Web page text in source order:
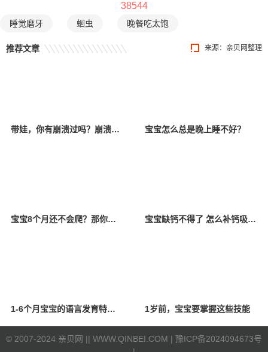
38544
睡觉磨牙 蛔虫 晚餐吃太饱
来源：亲贝网整理
推荐文章
带娃，你有崩溃过吗？崩溃以后该怎么办？ 宝宝怎么总是晚上睡不好？
宝宝8个月还不会爬？那你一定要看看！ 宝宝缺钙不得了 怎么补钙吸收好？
1-6个月宝宝的语言发育特点是什么？ 1岁前，宝宝要掌握这些技能
© 2007-2024 亲贝网 || WWW.QINBEI.COM | 豫ICP备2024094673号